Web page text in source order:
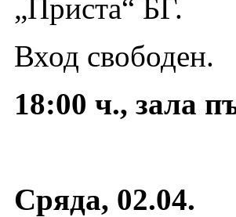
„Приста“ БГ.
Вход свободен.
18:00 ч., зала
Сряда, 02.04.